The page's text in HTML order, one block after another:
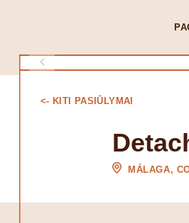
<- KITI PASIŪLYMAI
MÁLAGA,